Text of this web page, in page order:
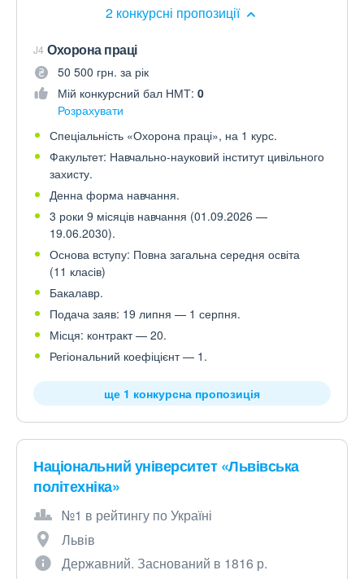
2 конкурсні пропозиції
J4 Охорона праці
50 500 грн. за рік
Мій конкурсний бал НМТ: 0
Розрахувати
Спеціальність «Охорона праці», на 1 курс.
Факультет: Навчально-науковий інститут цивільного
захисту.
Денна форма навчання.
3 роки 9 місяців навчання (01.09.2026 —
19.06.2030).
Основа вступу: Повна загальна середня освіта
(11 класів)
Бакалавр.
Подача заяв: 19 липня — 1 серпня.
Місця: контракт — 20.
Регіональний коефіцієнт — 1.
ще 1 конкурсна пропозиція
Національний університет «Львівська
політехніка»
№1 в рейтингу по Україні
Львів
Державний. Заснований в 1816 р.